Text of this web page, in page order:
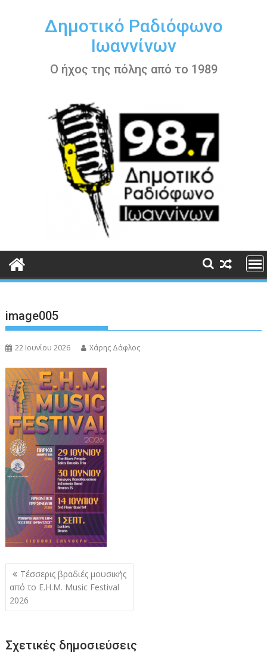
περιεχόμενοΔημοτικό Ραδιόφωνο
Ιωαννίνων
Ο ήχος της πόλης από το 1989
image005
22 Ιουνίου 2026 Χάρης Δάφλος
Πλοήγηση
άρθρων
Τέσσερις βραδιές μουσικής
από το Ε.Η.Μ. Music Festival
2026
Σχετικές δημοσιεύσεις